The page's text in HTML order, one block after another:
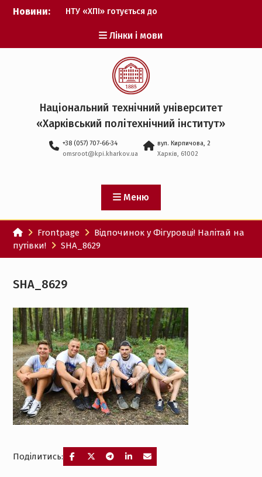
Перейти
Новини:
НТУ «ХПІ» готується до
Музичні таланти ХПІ
запрошуються на
Всеукраїнський
фестиваль «Червона
рута – 2027»
ХПІ уклав угоду про
партнерство з ДержНДІ
технологій кібербезпеки
Головнокомандувачем
Збройних Сил України
участю ХПІ обговорили
перспективи українсько-
іспанського
технологічного
партнерства
Лінки і мови
Національний технічний університет
«Харківський політехнічний iнститут»
+38 (057) 707-66-34
omsroot@kpi.kharkov.ua
вул. Кирпичова, 2
Харків, 61002
Меню
Frontpage
Відпочинок у Фігуровці! Налітай на
путівки!
SHA_8629
SHA_8629
Поділитись: